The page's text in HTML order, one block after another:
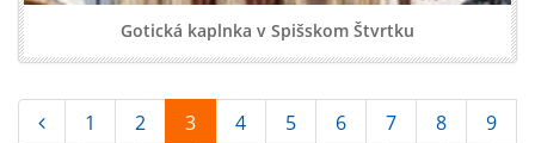
Gotická kaplnka v Spišskom Štvrtku
1 2 3 4 5 6 7 8
9